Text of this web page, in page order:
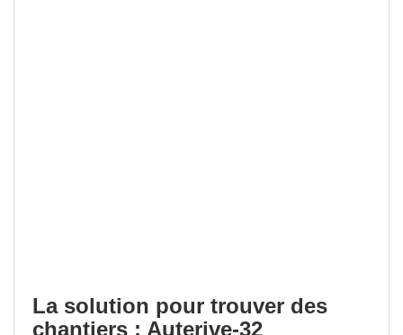
La solution pour trouver des
chantiers : Auterive-32